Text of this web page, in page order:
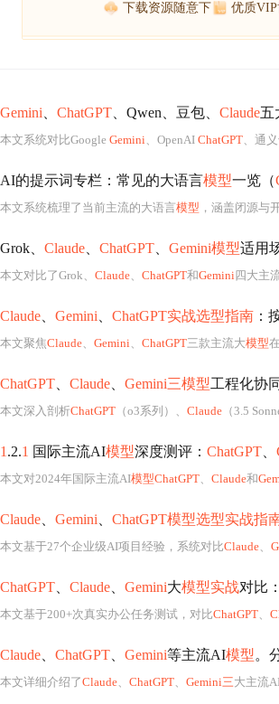
下载资源随意下 优质
Gemini ChatGPT 、Qwen、豆包、 Claude五
本文系统对比Google Gemini、OpenAI ChatGPT、通
AI的提示词专栏：常见的大语言模型一览（
本文系统梳理了当前主流的大语言模型 ，涵盖闭源与
Grok、 Claude ChatGPT Gemini模型适用
本文对比了Grok、 Claude、 ChatGPT和Gemini四大主
Claude Gemini ChatGPT实战选型指南 ：
本文聚焦Claude、 Gemini、 ChatGPT三款主流大模型
ChatGPT Claude Gemini三模型工程化协同
本文深入剖析ChatGPT （o3系列）、 Claude （3.5
1 .2.1 国际主流AI模型深度测评： ChatGPT
本文对2024年国际主流AI模型ChatGPT、 Claude和
Claude Gemini ChatGPT模型选型实战指
本文基于27个企业级AI项目经验，系统对比Claude、
ChatGPT Claude Gemini大模型实战对比
本文基于200+次真实办公任务测试，对比ChatGPT、
Claude ChatGPT Gemini等主流AI模型。
本文详细介绍了Claude、 ChatGPT、 Gemini三大主流